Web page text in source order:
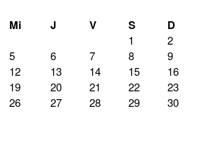
Mi J V S D
1
2
5 6 7 8
9
12 13 14 15
16
19 20 21 22
23
26 27 28 29
30